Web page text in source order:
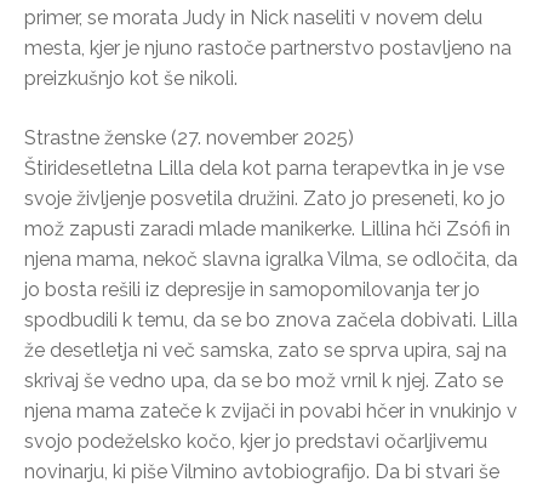
primer, se morata Judy in Nick naseliti v novem delu
mesta, kjer je njuno rastoče partnerstvo postavljeno na
preizkušnjo kot še nikoli.
Strastne ženske (27. november 2025)
Štiridesetletna Lilla dela kot parna terapevtka in je vse
svoje življenje posvetila družini. Zato jo preseneti, ko jo
mož zapusti zaradi mlade manikerke. Lillina hči Zsófi in
njena mama, nekoč slavna igralka Vilma, se odločita, da
jo bosta rešili iz depresije in samopomilovanja ter jo
spodbudili k temu, da se bo znova začela dobivati. Lilla
že desetletja ni več samska, zato se sprva upira, saj na
skrivaj še vedno upa, da se bo mož vrnil k njej. Zato se
njena mama zateče k zvijači in povabi hčer in vnukinjo v
svojo podeželsko kočo, kjer jo predstavi očarljivemu
novinarju, ki piše Vilmino avtobiografijo. Da bi stvari še